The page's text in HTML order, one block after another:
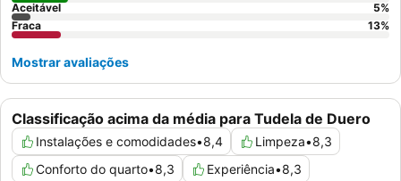
Classificação acima da média para Tudela de Duero
Instalações e comodidades•8,4 Limpeza•8,3
Conforto do quarto•8,3 Experiência•8,3
Aceitável
5%
Fraca
13%
Mostrar avaliações